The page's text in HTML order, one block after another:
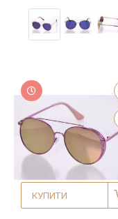
КУПИТИ